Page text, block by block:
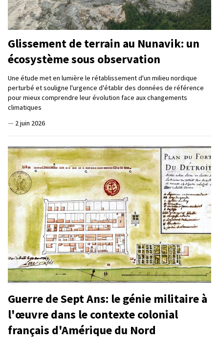
Glissement de terrain au Nunavik: un
écosystème sous observation
Une étude met en lumière le rétablissement d'un milieu nordique
perturbé et souligne l'urgence d'établir des données de référence
pour mieux comprendre leur évolution face aux changements
climatiques
— 2 juin 2026
Guerre de Sept Ans: le génie militaire à
l'œuvre dans le contexte colonial
français d'Amérique du Nord